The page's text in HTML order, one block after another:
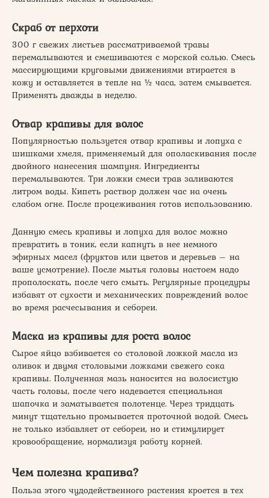
Скраб от перхоти
300 г свежих листьев рассматриваемой травы
перемалываются и смешиваются с морской солью. Смесь
массирующими круговыми движениями втирается в
кожу и оставляется в тепле на ½ часа, затем смывается.
Применять дважды в неделю.
Отвар крапивы для волос
Популярностью пользуется отвар крапивы и лопуха с
шишками хмеля, применяемый для ополаскивания после
двойного нанесения шампуня. Ингредиенты
перемалываются. Три ложки смеси трав заливаются
литром воды. Кипеть раствор должен час на очень
слабом огне. После процеживания готов использованию.
Данную смесь крапивы и лопуха для волос можно
превратить в тоник, если капнуть в нее немного
эфирных масел (фруктов или цветов и деревьев – на
ваше усмотрение). После мытья головы настоем надо
прополоскать, после чего смыть. Регулярные процедуры
избавят от сухости и механических повреждений волос
во время расчесывания и себореи.
Маска из крапивы для роста волос
Сырое яйцо взбивается со столовой ложкой масла из
оливок и двумя столовыми ложками свежего сока
крапивы. Полученная мазь наносится на волосистую
часть головы, после чего надевается специальная
шапочка и заматывается полотенце. Через тридцать
минут тщательно промывается проточной водой. Смесь
не только избавляет от себореи, но и стимулирует
кровообращение, нормализуя работу корней.
Чем полезна крапива?
Польза этого чудодейственного растения кроется в тех